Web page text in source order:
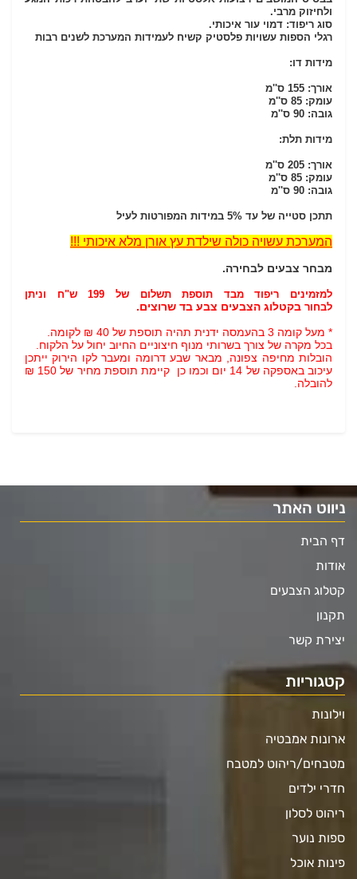
ולחיזוק מרבי.
סוג ריפוד: דמוי עור איכותי.
רגלי הספות עשויות פלסטיק קשיח לעמידות המערכת לשנים רבות
מידות דו:
אורך: 155 ס''מ
עומק: 85 ס''מ
גובה: 90 ס''מ
מידות תלת:
אורך: 205 ס''מ
עומק: 85 ס''מ
גובה: 90 ס''מ
תתכן סטייה של עד 5% במידות המפורטות לעיל
המערכת עשויה כולה שילדת עץ אורן מלא איכותי !!!
מבחר צבעים לבחירה.
למזמינים ריפוד מבד תוספת תשלום של 199 ש"ח וניתן
לבחור בקטלוג הצבעים צבע בד שרוצים.
* מעל קומה 3 בהעמסה ידנית תהיה תוספת של 40 ₪ לקומה.
בכל מקרה של צורך בשרותי מנוף חיצוניים החיוב יחול על הלקוח.
הובלות מחיפה צפונה, מבאר שבע דרומה ומעבר לקו הירוק ייתכן
עיכוב באספקה של 14 יום וכמו כן קיימת תוספת מחיר של 150 ₪
להובלה.
ניווט האתר
דף הבית
אודות
קטלוג הצבעים
תקנון
יצירת קשר
קטגוריות
וילונות
ארונות אמבטיה
מטבחים/ריהוט למטבח
חדרי ילדים
ריהוט לסלון
ספות נוער
פינות אוכל